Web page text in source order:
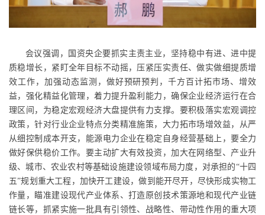
会议强调，国资央企要抓实主责主业，坚持稳中有进、进中提
质稳增长，紧盯全年目标不动摇，压紧压实责任、做实做细提质增
效工作，加强动态监测，做好预研预判，千方百计拓市场、增效
益，强化精益化管理，着力提升盈利能力，确保企业经济运行在合
理区间，为稳定宏观经济大盘提供有力支撑。要积极落实宏观调控
政策，针对行业企业特点分类精准施策，大力拓市场增效益，从严
从细控制成本开支，能源电力企业在稳定自身经营基础上，要全力
做好保供稳价工作。要主动扩大有效投资，加大在网络型、产业升
级、城市、农业农村等基础设施建设领域布局力度，对承担的“十四
五”规划重大工程，加快开工建设，做到能开尽开，尽快形成实物工
作量，瞄准建设现代产业体系、打造原创技术策源地和现代产业链
链长等，抓紧实施一批具有引领性、战略性、带动性作用的重大项